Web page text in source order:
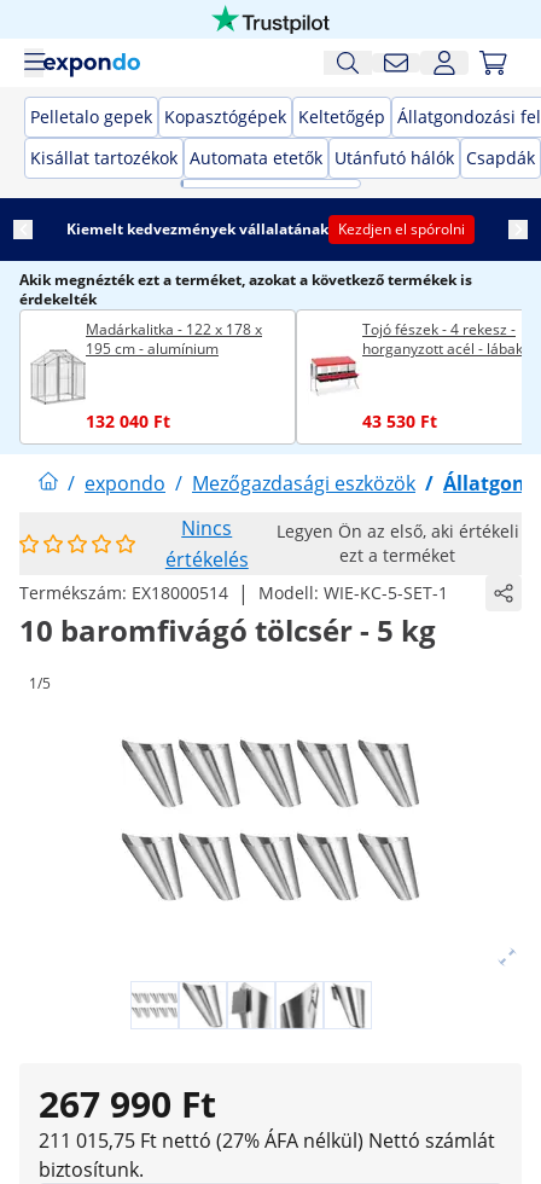
Pelletalo gepek Kopasztógépek Keltetőgép Állatgondozási
Kisállat tartozékok Automata etetők Utánfutó hálók Csapdák
Kiemelt kedvezmények vállalatának Kezdjen el spórolni
Akik megnézték ezt a terméket, azokat a következő termékek is
érdekelték
Madárkalitka - 122 x 178 x
195 cm - alumínium
132 040 Ft
Tojó fészek - 4 rekesz -
horganyzott acél - lábakkal
43 530 Ft
/ expondo / Mezőgazdasági eszközök /
Nincs
értékelés
Legyen Ön az első, aki értékeli
ezt a terméket
Termékszám: EX18000514 | Modell: WIE-KC-5-SET-1
10 baromfivágó tölcsér - 5 kg
1/5
267 990 Ft
211 015,75 Ft nettó (27% ÁFA nélkül) Nettó számlát
biztosítunk.